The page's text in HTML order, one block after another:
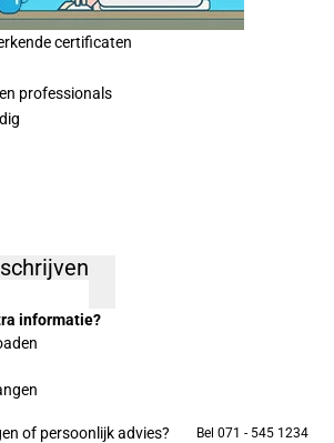
certificaten
professionals
mij direct inschrijven
informatie?
of persoonlijk advies? Bel 071 - 545 1234